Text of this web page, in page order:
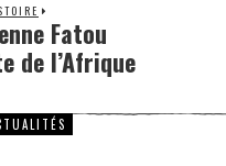
Fatou
de l’Afrique